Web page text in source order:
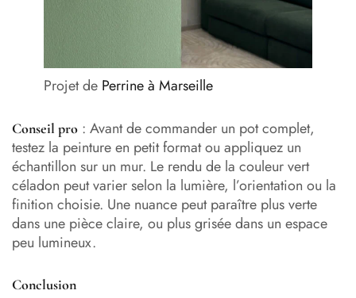
Projet de Perrine à Marseille
Conseil pro : Avant de commander un pot complet,
testez la peinture en petit format ou appliquez un
échantillon sur un mur. Le rendu de la couleur vert
céladon peut varier selon la lumière, l’orientation ou la
finition choisie. Une nuance peut paraître plus verte
dans une pièce claire, ou plus grisée dans un espace
peu lumineux.
Conclusion